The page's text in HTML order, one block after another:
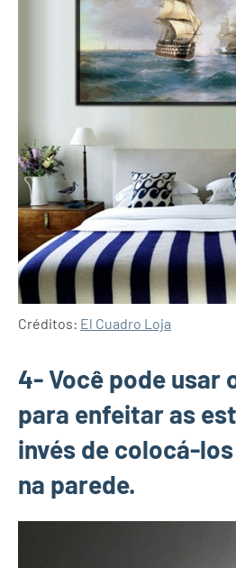
Créditos: El Cuadro Loja
4- Você pode usar
para enfeitar as
invés de colocá-
na parede.